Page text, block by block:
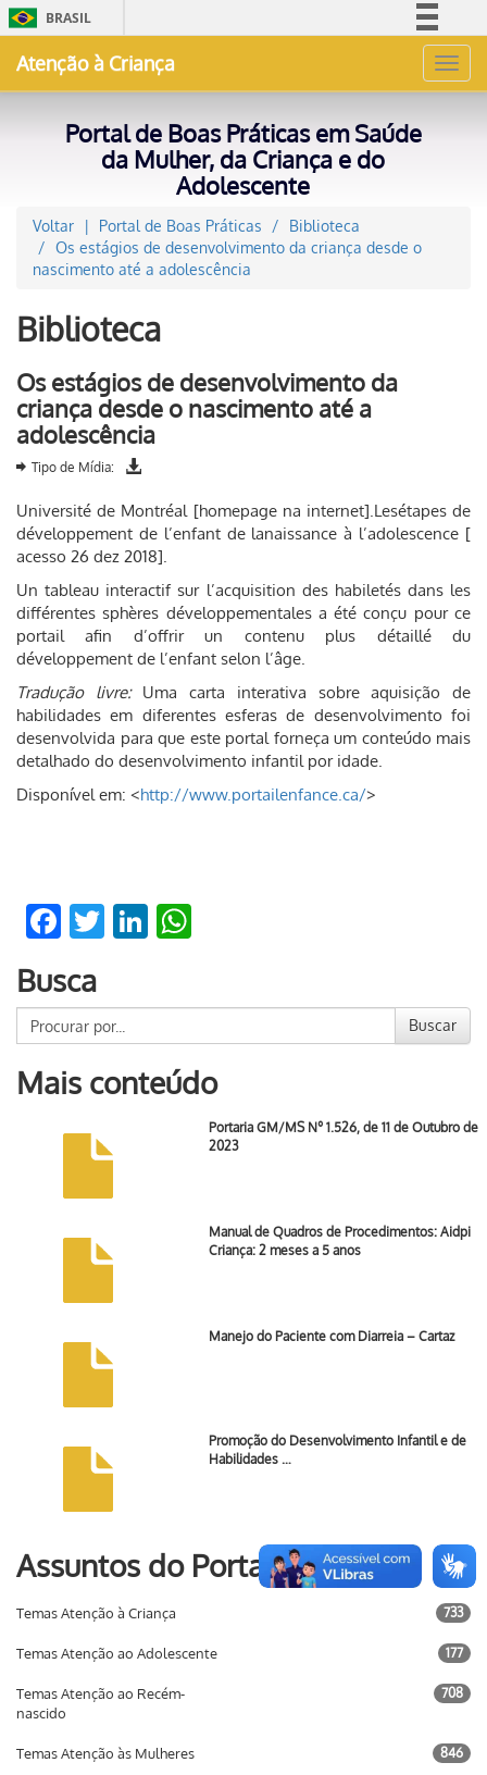
BRASIL
Acesso à informação
Atenção à Criança
Portal de Boas Práticas em Saúde
da Mulher, da Criança e do
Adolescente
Voltar Portal de Boas Práticas
Biblioteca
Os estágios de desenvolvimento da criança desde o
nascimento até a adolescência
Biblioteca
Os estágios de desenvolvimento da
criança desde o nascimento até a
adolescência
Tipo de Mídia:
Université de Montréal [homepage na internet].Lesétapes de
développement de l’enfant de lanaissance à l’adolescence [
acesso 26 dez 2018].
Un tableau interactif sur l’acquisition des habiletés dans les
différentes sphères développementales a été conçu pour ce
portail afin d’offrir un contenu plus détaillé du
développement de l’enfant selon l’âge.
Tradução livre:Uma carta interativa sobre aquisição de
habilidades em diferentes esferas de desenvolvimento foi
desenvolvida para que este portal forneça um conteúdo mais
detalhado do desenvolvimento infantil por idade.
Disponível em: <http://www.portailenfance.ca/>
Facebook
TwitterLinkedIn
Busca
Buscar
Mais conteúdo
Portaria GM/MS Nº 1.526, de 11 de Outubro de
2023
Manual de Quadros de Procedimentos: Aidpi
Criança: 2 meses a 5 anos
Manejo do Paciente com Diarreia – Cartaz
Promoção do Desenvolvimento Infantil e de
Habilidades …
Assuntos do Portal
Temas Atenção à Criança 733
Temas Atenção ao Adolescente 177
Temas Atenção ao Recém-
nascido
708
Temas Atenção às Mulheres 846